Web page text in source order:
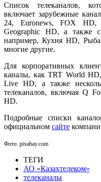
Список телеканалов,
включает зарубежные
24, Euronews, FOX HD,
Geographic HD, а также
например, Кухня HD,
многие другие.
Для корпоративных
каналы, как TRT World
Live HD, а также
телеканалов, включая Q
HD.
Подробные списки
официальном сайте
Фото: pixabay.com
ТЕГИ
АО «Казахтелеком»
телеканалы